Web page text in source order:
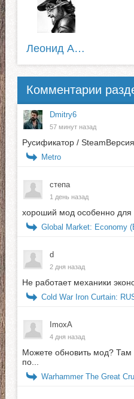
Леонид Августовский
Комментарии
Dmitry6
57 минут назад
Русификатор /
Metro
степа
1 день назад
хороший мод особенно для
Global Market: Economy
d
2 дня назад
Не работает механики
Cold War Iron Curtain:
ImoxA
4 дня назад
Можете обновить мод? Там
по...
Warhammer The Great